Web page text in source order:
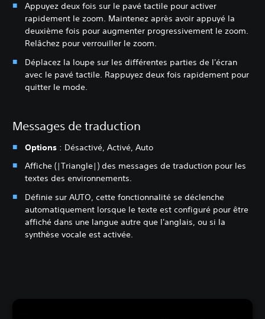
Appuyez deux fois sur le pavé tactile pour activer
rapidement le zoom. Maintenez après avoir appuyé la
deuxième fois pour augmenter progressivement le zoom.
Relâchez pour verrouiller le zoom.
Déplacez la loupe sur les différentes parties de l'écran
avec le pavé tactile. Rappuyez deux fois rapidement pour
quitter le mode.
Messages de traduction
Options : Désactivé, Activé, Auto
Affiche (|Triangle|) des messages de traduction pour les
textes des environnements.
Définie sur AUTO, cette fonctionnalité se déclenche
automatiquement lorsque le texte est configuré pour être
affiché dans une langue autre que l'anglais, ou si la
synthèse vocale est activée.